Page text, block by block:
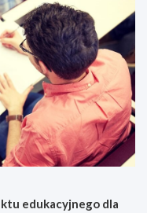
edukacyjnego dla